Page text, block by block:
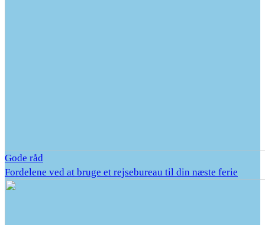
Gode råd
Fordelene ved at bruge et rejsebureau til din næste ferie